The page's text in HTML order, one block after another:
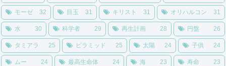
モーゼ 32 目玉 31 キリスト 31 オリハルコン 31
水 30 科学者 29 再生計画 28 円盤 26
タミアラ 25 ピラミッド 25 太陽 24 子供 24
ムー 24 最高生命体 24 海 23 寿命 23